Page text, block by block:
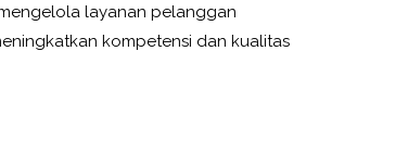
layanan pelanggan
kompetensi dan kualitas